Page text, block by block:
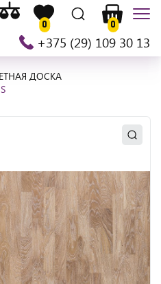
+375 (29) 109 30 13
Список
сравненияСписок
желаемого
0 Поиск Корзина
0
ДОСКА